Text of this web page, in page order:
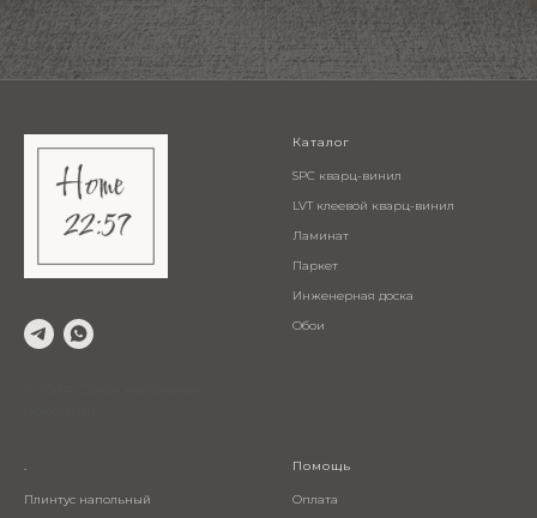
Каталог
SPC кварц-винил
LVT клеевой кварц-винил
Ламинат
Паркет
Инженерная доска
Обои
.
Плинтус напольный
Помощь
Оплата